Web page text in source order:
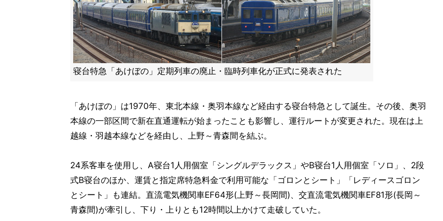
寝台特急「あけぼの」定期列車の廃止・臨時列車化が正式に発表された
「あけぼの」は1970年、東北本線・奥羽本線など経由する寝台特急として誕生。その後、奥羽
本線の一部区間で新在直通運転が始まったことも影響し、運行ルートが変更された。現在は上
越線・羽越本線などを経由し、上野～青森間を結ぶ。
24系客車を使用し、A寝台1人用個室「シングルデラックス」やB寝台1人用個室「ソロ」、2段
式B寝台のほか、運賃と指定席特急料金で利用可能な「ゴロンとシート」「レディースゴロン
とシート」も連結。直流電気機関車EF64形(上野～長岡間)、交直流電気機関車EF81形(長岡～
青森間)が牽引し、下り・上りとも12時間以上かけて走破していた。